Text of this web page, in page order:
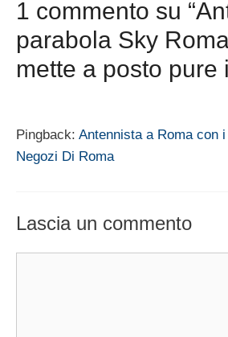
1 commento su
parabola Sky
mette a posto pure
Pingback: Antennista a Roma con
Negozi Di Roma
Lascia un commento